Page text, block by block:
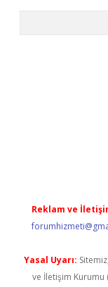
Reklam ve
Yasal Uyarı:
ve İletişim Kurumu